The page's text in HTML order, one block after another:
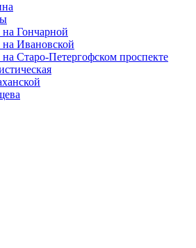
Гончарной
Ивановской
Старо-Петергофском проспекте